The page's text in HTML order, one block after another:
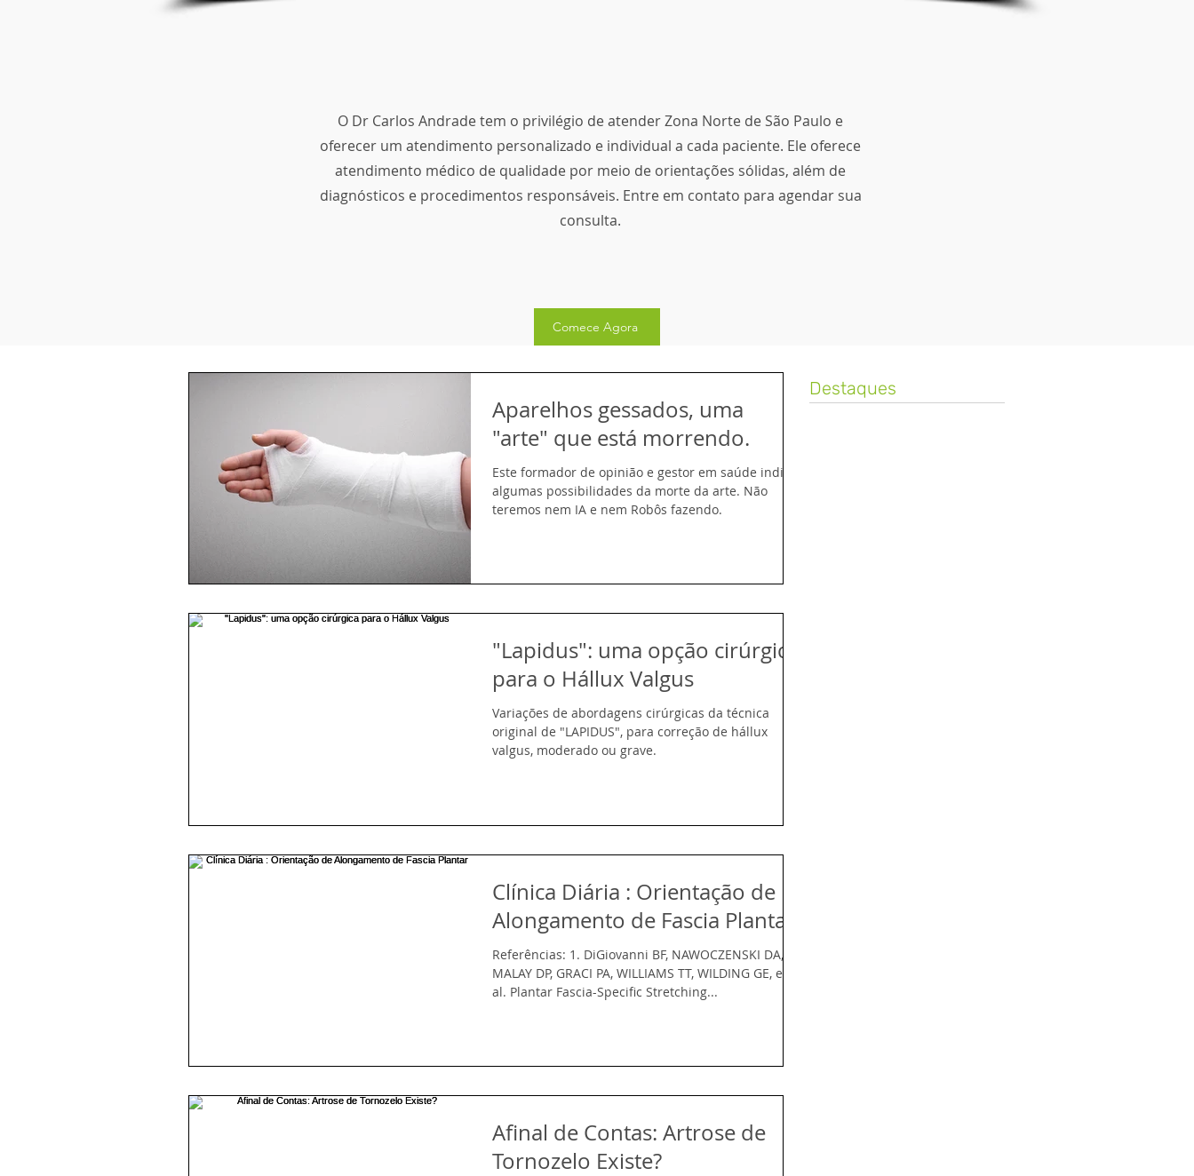
O Dr Carlos Andrade tem o privilégio de atender Zona Norte de São Paulo e
oferecer um atendimento personalizado e individual a cada paciente. Ele oferece
atendimento médico de qualidade por meio de orientações sólidas, além de
diagnósticos e procedimentos responsáveis. Entre em contato para agendar sua
consulta.
Comece Agora
Aparelhos gessados, uma
"arte" que está morrendo.
Este formador de opinião e gestor em saúde indica
algumas possibilidades da morte da arte. Não
teremos nem IA e nem Robôs fazendo.
"Lapidus": uma opção cirúrgica
para o Hállux Valgus
Variações de abordagens cirúrgicas da técnica
original de "LAPIDUS", para correção de hállux
valgus, moderado ou grave.
Clínica Diária : Orientação de
Alongamento de Fascia Plantar
Referências: 1. DiGiovanni BF, NAWOCZENSKI DA,
MALAY DP, GRACI PA, WILLIAMS TT, WILDING GE, et
al. Plantar Fascia-Specific Stretching...
Afinal de Contas: Artrose de
Tornozelo Existe?
Destaques